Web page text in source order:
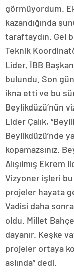
görmüyordum.
kazandığında
taraftaydın. Gel
Teknik
Lider, İBB
bulundu. Son
ikna etti ve bu
Beylikdüzü’nün
Lider Çalık,
Beylikdüzü’nde
kopamazsınız.
Alışılmış Ekrem
Vizyoner işleri
projeler hayata
Vadisi daha
oldu. Millet
dayanır. Keşke
projeler ortaya
aslında” dedi.